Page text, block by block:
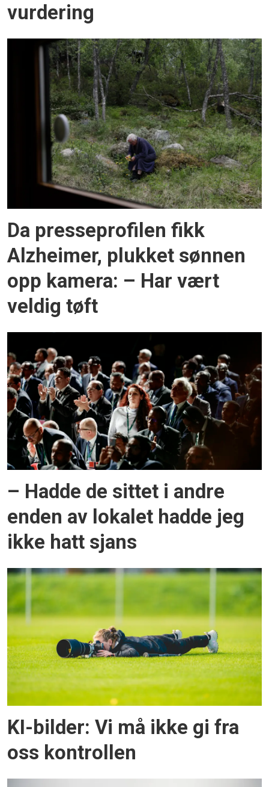
vurdering
Da presseprofilen fikk
Alzheimer, plukket sønnen
opp kamera: – Har vært
veldig tøft
– Hadde de sittet i andre
enden av lokalet hadde jeg
ikke hatt sjans
KI-bilder: Vi må ikke gi fra
oss kontrollen